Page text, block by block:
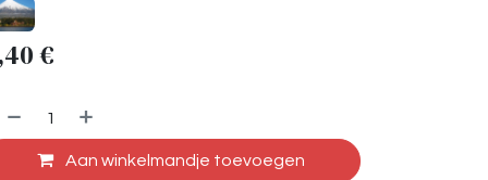
€
Aan winkelmandje toevoegen